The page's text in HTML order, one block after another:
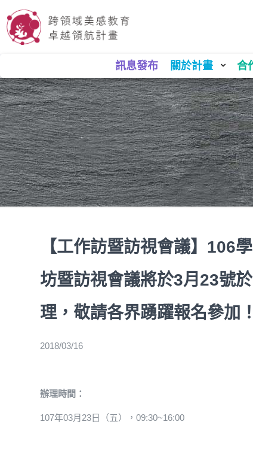
訊息發布 關於計畫 合
【工作訪暨訪視會議】106
坊暨訪視會議將於3月23號
理，敬請各界踴躍報名參加！
2018/03/16
辦理時間：
107年03月23日（五），09:30~16:00